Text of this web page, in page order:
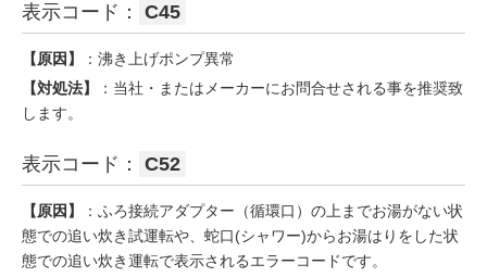
表示コード： C45
【原因】
：沸き上げポンプ異常
【対処法】
：当社・またはメーカーにお問合せされる事を推奨致
します。
表示コード： C52
【原因】
：ふろ接続アダプター（循環口）の上までお湯がない状
態での追い炊き試運転や、蛇口(シャワー)からお湯はりをした状
態での追い炊き運転で表示されるエラーコードです。